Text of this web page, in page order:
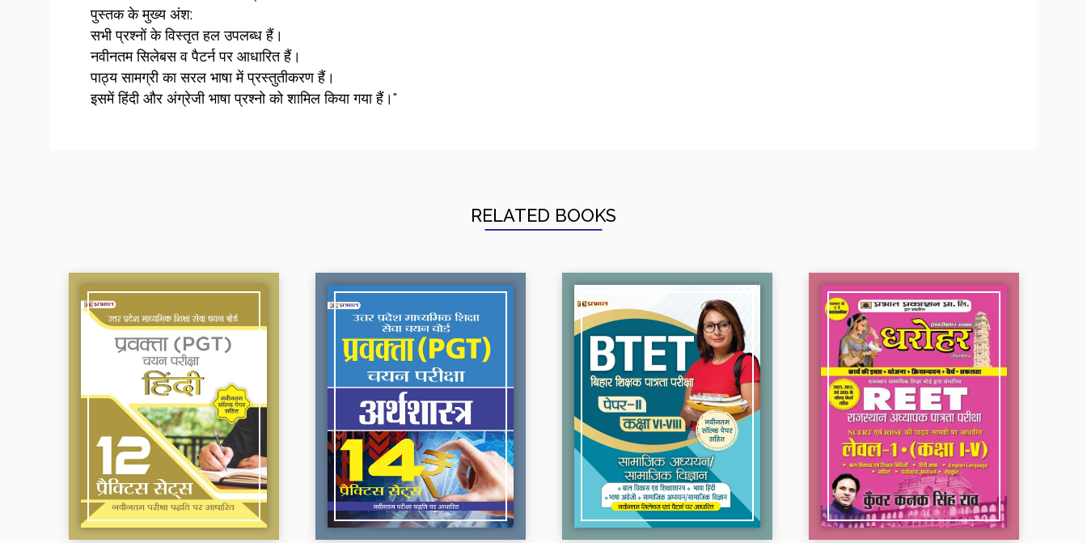
CTET Central Teacher Eligibility
Test Paper-1...
350.00
JHTET Jharkhand Shikshak
Patarta Pareeksha Ga...
250.00
JHTET Jharkhand Shikshak
Patarta Pareeksha Sa...
225.00
पुस्तक के मुख्य अंश:
सभी प्रश्नों के विस्तृत हल उपलब्ध हैं।
नवीनतम सिलेबस व पैटर्न पर आधारित हैं।
पाठ्य सामग्री का सरल भाषा में प्रस्तुतीकरण हैं।
इसमें हिंदी और अंग्रेजी भाषा प्रश्नो को शामिल किया गया हैं।"
RELATED BOOKS